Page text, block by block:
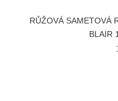
RŮŽOVÁ SAMETOVÁ
BLAIR